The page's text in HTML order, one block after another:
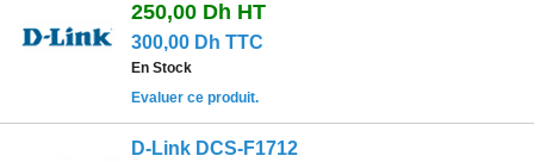
250,00 Dh HT
300,00 Dh TTC
En Stock
Evaluer ce produit.
D-Link DCS-F1712